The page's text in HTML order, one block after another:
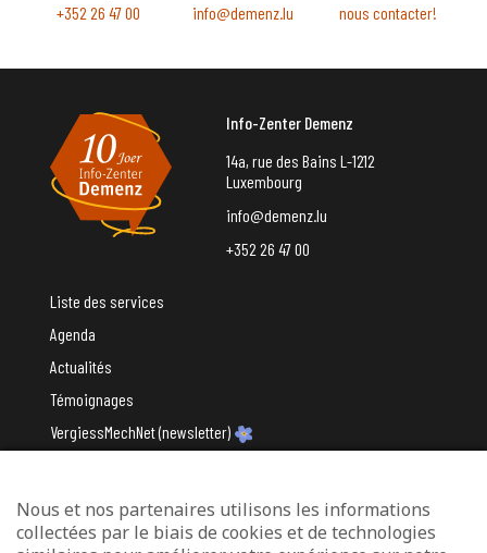
+352 26 47 00 info@demenz.lu nous contacter!
Info-Zenter Demenz
14a, rue des Bains L-1212
Luxembourg
info@demenz.lu
+352 26 47 00
Liste des services
Agenda
Actualités
Témoignages
VergiessMechNet (newsletter)
Avec le soutien du
Nous et nos partenaires utilisons les informations
collectées par le biais de cookies et de technologies